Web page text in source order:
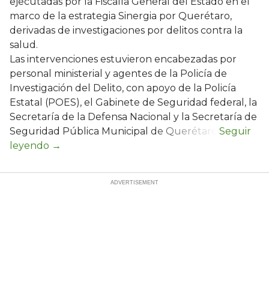
marco de la estrategia Sinergia por Querétaro,
derivadas de investigaciones por delitos contra la
salud.
Las intervenciones estuvieron encabezadas por
personal ministerial y agentes de la Policía de
Investigación del Delito, con apoyo de la Policía
Estatal (POES), el Gabinete de Seguridad federal, la
Secretaría de la Defensa Nacional y la Secretaría de
Seguridad Pública Municipal de Querétaro.